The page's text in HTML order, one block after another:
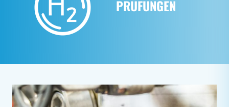
PRÜFUNGEN